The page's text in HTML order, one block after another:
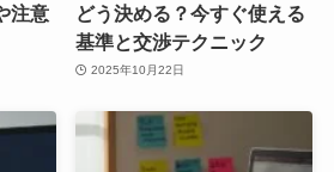
注意
どう決める？今すぐ使える
基準と交渉テクニック
2025年10月22日